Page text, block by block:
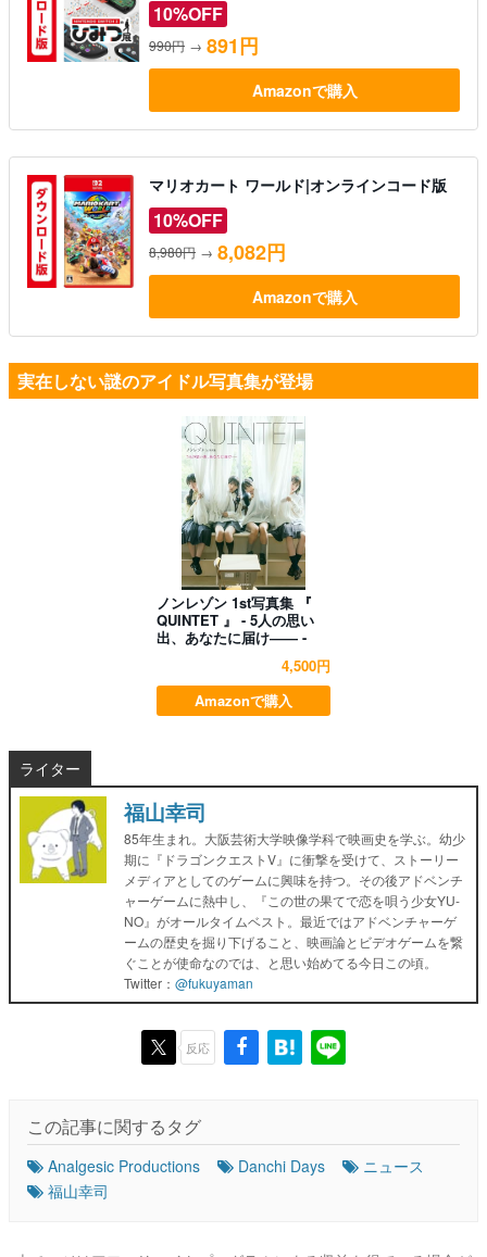
10%OFF
990円 → 891円
Amazonで購入
マリオカート ワールド|オンラインコード版
10%OFF
8,980円 → 8,082円
Amazonで購入
実在しない謎のアイドル写真集が登場
ノンレゾン 1st写真集 『
QUINTET 』 - 5人の思い
出、あなたに届け―― -
4,500円
Amazonで購入
ライター
福山幸司
85年生まれ。大阪芸術大学映像学科で映画史を学ぶ。幼少
期に『ドラゴンクエストV』に衝撃を受けて、ストーリー
メディアとしてのゲームに興味を持つ。その後アドベンチ
ャーゲームに熱中し、『この世の果てで恋を唄う少女YU-
NO』がオールタイムベスト。最近ではアドベンチャーゲ
ームの歴史を掘り下げること、映画論とビデオゲームを繋
ぐことが使命なのでは、と思い始めてる今日この頃。
Twitter： @fukuyaman
反応
この記事に関するタグ
Analgesic Productions Danchi Days
ニュース
福山幸司